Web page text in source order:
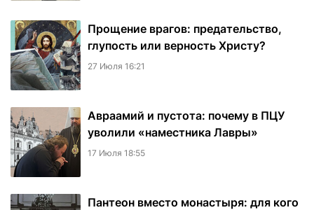
Прощение врагов: предательство,
глупость или верность Христу?
27 Июля 16:21
Авраамий и пустота: почему в ПЦУ
уволили «наместника Лавры»
17 Июля 18:55
Пантеон вместо монастыря: для кого